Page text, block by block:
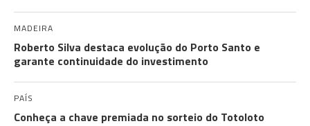
MADEIRA
Roberto Silva destaca evolução do Porto Santo e
garante continuidade do investimento
PAÍS
Conheça a chave premiada no sorteio do Totoloto